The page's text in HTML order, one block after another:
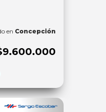
en Concepción